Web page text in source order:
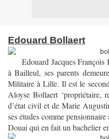
Edouard Bollaert
Edouard Jacques François
à Bailleul, ses parents
Militaire à Lille. Il est le
Aloyse Bollaert ‘propriétaire,
d’état civil et de Marie
ses études comme
Douai qui en fait un bachelier